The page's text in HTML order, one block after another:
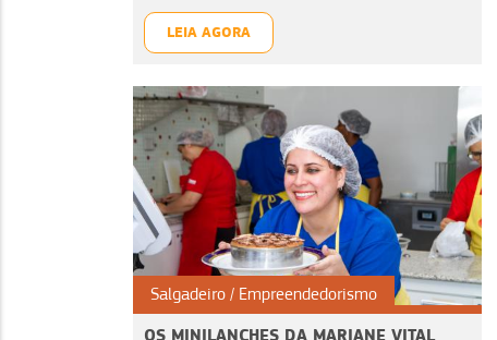
LEIA AGORA
Salgadeiro Empreendedorismo
OS MINILANCHES DA MARIANE VITAL